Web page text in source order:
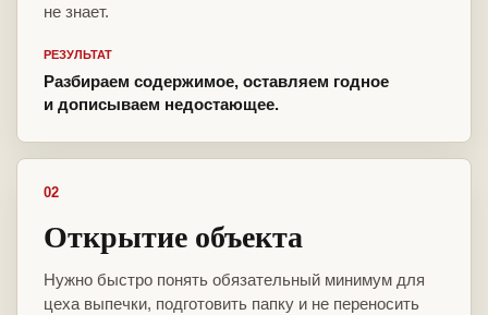
не знает.
РЕЗУЛЬТАТ
Разбираем содержимое, оставляем годное
и дописываем недостающее.
02
Открытие объекта
Нужно быстро понять обязательный минимум для
цеха выпечки, подготовить папку и не переносить